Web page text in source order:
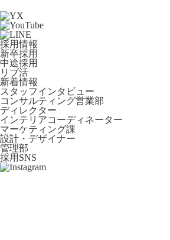
採用情報
新卒採用
中途採用
リブ活
新着情報
スタッフインタビュー
コンサルティング営業部
ディレクター
インテリアコーディネーター
マーケティング課
設計・デザイナー
管理部
採用SNS